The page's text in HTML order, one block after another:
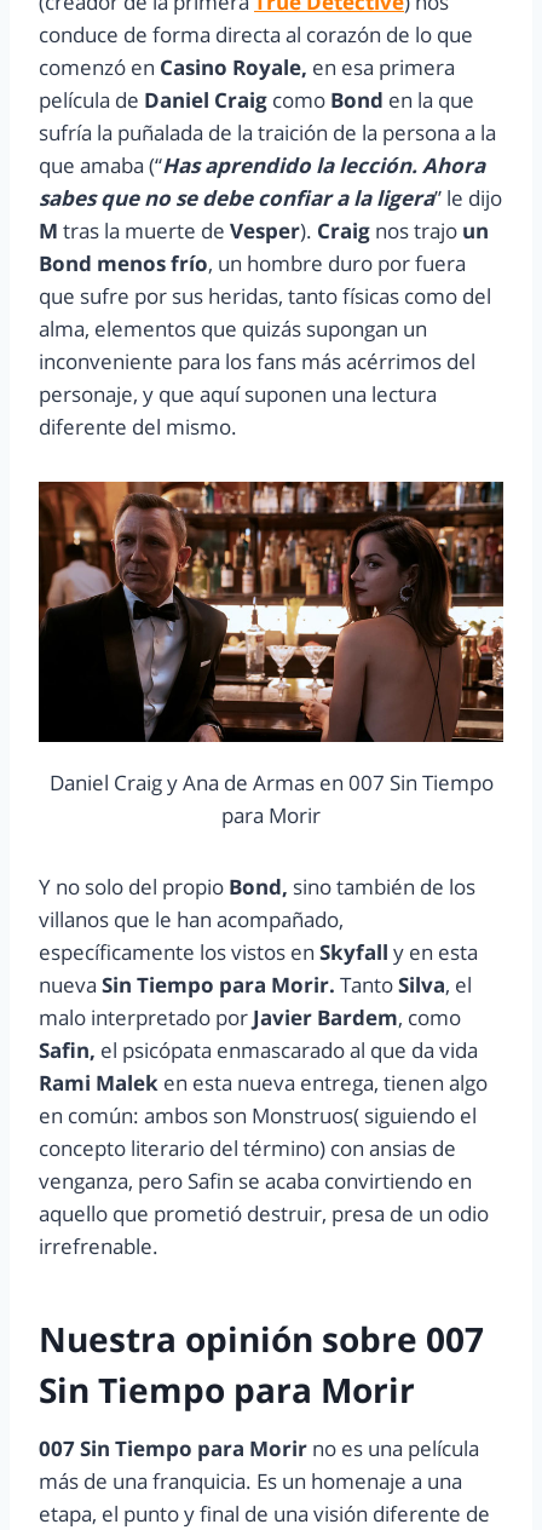
conduce de forma directa al corazón de lo que
comenzó en Casino Royale, en esa primera
película de Daniel Craig como Bond en la que
sufría la puñalada de la traición de la persona a la
que amaba (“Has aprendido la lección. Ahora
sabes que no se debe confiar a la ligera” le dijo
M tras la muerte de Vesper). Craig nos trajo un
Bond menos frío, un hombre duro por fuera
que sufre por sus heridas, tanto físicas como del
alma, elementos que quizás supongan un
inconveniente para los fans más acérrimos del
personaje, y que aquí suponen una lectura
diferente del mismo.
Daniel Craig y Ana de Armas en 007 Sin Tiempo
para Morir
Y no solo del propio Bond, sino también de los
villanos que le han acompañado,
específicamente los vistos en Skyfall y en esta
nueva Sin Tiempo para Morir. TantoSilva, el
malo interpretado por Javier Bardem, como
Safin, el psicópata enmascarado al que da vida
Rami Malek en esta nueva entrega, tienen algo
en común: ambos son Monstruos( siguiendo el
concepto literario del término) con ansias de
venganza, pero Safin se acaba convirtiendo en
aquello que prometió destruir, presa de un odio
irrefrenable.
Nuestra opinión sobre 007
Sin Tiempo para Morir
007 Sin Tiempo para Morir no es una película
más de una franquicia. Es un homenaje a una
etapa, el punto y final de una visión diferente de